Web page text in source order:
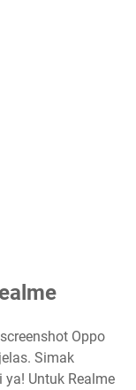
Oppo
Simak
Untuk Realme